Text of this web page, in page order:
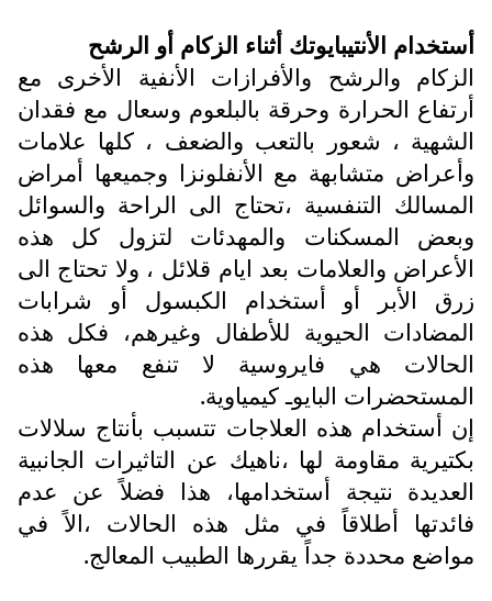
أستخدام الأنتيبايوتك أثناء الزكام أو الرشح
الزكام والرشح والأفرازات الأنفية الأخرى مع
أرتفاع الحرارة وحرقة بالبلعوم وسعال مع فقدان
الشهية ، شعور بالتعب والضعف ، كلها علامات
وأعراض متشابهة مع الأنفلونزا وجميعها أمراض
المسالك التنفسية ،تحتاج الى الراحة والسوائل
وبعض المسكنات والمهدئات لتزول كل هذه
الأعراض والعلامات بعد ايام قلائل ، ولا تحتاج الى
زرق الأبر أو أستخدام الكبسول أو شرابات
المضادات الحيوية للأطفال وغيرهم، فكل هذه
الحالات هي فايروسية لا تنفع معها هذه
المستحضرات البايوـ كيمياوية.
إن أستخدام هذه العلاجات تتسبب بأنتاج سلالات
بكتيرية مقاومة لها ،ناهيك عن التاثيرات الجانبية
العديدة نتيجة أستخدامها، هذا فضلاً عن عدم
فائدتها أطلاقاً في مثل هذه الحالات ،الاً في
مواضع محددة جداً يقررها الطبيب المعالج.